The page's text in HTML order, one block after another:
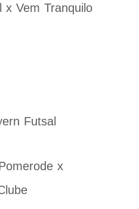
x Vem Tranquilo
Futsal
x